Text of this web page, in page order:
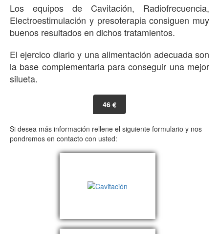
Los equipos de Cavitación, Radiofrecuencia,
Electroestimulación y presoterapia consiguen muy
buenos resultados en dichos tratamientos.
El ejercico diario y una alimentación adecuada son
la base complementaria para conseguir una mejor
silueta.
46 €
Si desea más información rellene el siguiente formulario y nos
pondremos en contacto con usted: